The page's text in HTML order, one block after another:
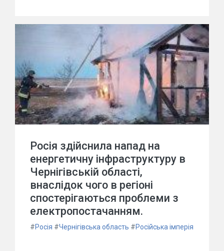
Росія здійснила напад на
енергетичну інфраструктуру в
Чернігівській області,
внаслідок чого в регіоні
спостерігаються проблеми з
електропостачанням.
#Росія #Чернігівська область #Російська імперія